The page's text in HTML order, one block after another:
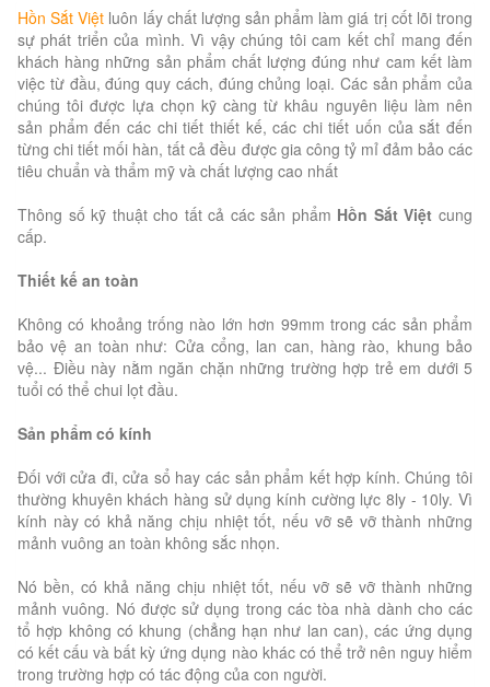
Hồn Sắt Việt luôn lấy chất lượng sản phẩm làm giá trị cốt lõi trong
sự phát triển của mình. Vì vậy chúng tôi cam kết chỉ mang đến
khách hàng những sản phẩm chất lượng đúng như cam kết làm
việc từ đầu, đúng quy cách, đúng chủng loại. Các sản phẩm của
chúng tôi được lựa chọn kỹ càng từ khâu nguyên liệu làm nên
sản phẩm đến các chi tiết thiết kế, các chi tiết uốn của sắt đến
từng chi tiết mối hàn, tất cả đều được gia công tỷ mỉ đảm bảo các
tiêu chuẩn và thẩm mỹ và chất lượng cao nhất
Thông số kỹ thuật cho tất cả các sản phẩm Hồn Sắt Việtcung
cấp.
Thiết kế an toàn
Không có khoảng trống nào lớn hơn 99mm trong các sản phẩm
bảo vệ an toàn như: Cửa cổng, lan can, hàng rào, khung bảo
vệ... Điều này nằm ngăn chặn những trường hợp trẻ em dưới 5
tuổi có thể chui lọt đầu.
Sản phẩm có kính
Đối với cửa đi, cửa sổ hay các sản phẩm kết hợp kính. Chúng tôi
thường khuyên khách hàng sử dụng kính cường lực 8ly - 10ly. Vì
kính này có khả năng chịu nhiệt tốt, nếu vỡ sẽ vỡ thành những
mảnh vuông an toàn không sắc nhọn.
Nó bền, có khả năng chịu nhiệt tốt, nếu vỡ sẽ vỡ thành những
mảnh vuông. Nó được sử dụng trong các tòa nhà dành cho các
tổ hợp không có khung (chẳng hạn như lan can), các ứng dụng
có kết cấu và bất kỳ ứng dụng nào khác có thể trở nên nguy hiểm
trong trường hợp có tác động của con người.